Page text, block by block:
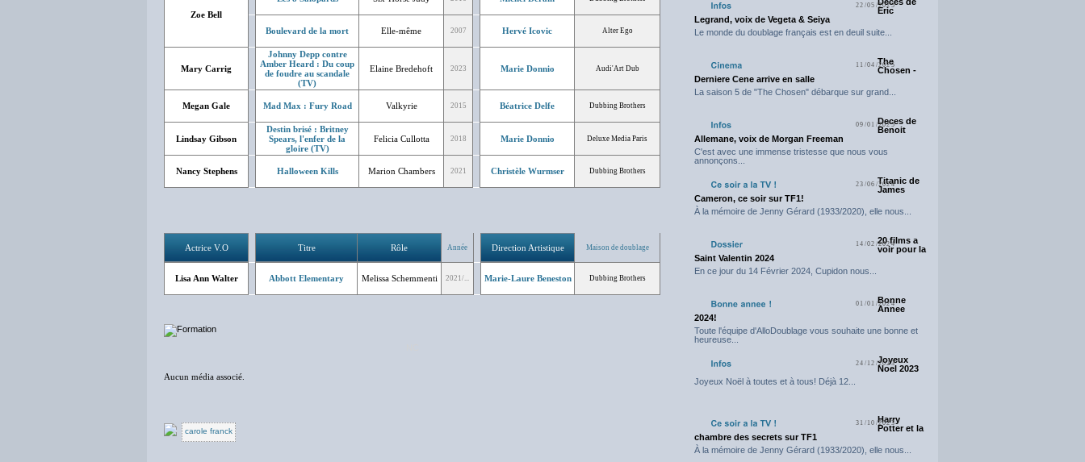
Zoe Bell
Boulevard de la mort Elle-même 2007 Hervé Icovic Alter Ego
Mary Carrig
Johnny Depp contre
Amber Heard : Du coup
de foudre au scandale
(TV)
Elaine Bredehoft 2023 Marie Donnio Audi'Art Dub
Megan Gale Mad Max : Fury Road Valkyrie 2015 Béatrice Delfe Dubbing Brothers
Lindsay Gibson
Destin brisé : Britney
Spears, l'enfer de la
gloire (TV)
Felicia Cullotta 2018 Marie Donnio Deluxe Media Paris
Nancy Stephens Halloween Kills Marion Chambers 2021 Christèle Wurmser Dubbing Brothers
Actrice V.O Titre Rôle Année Direction Artistique Maison de doublage
Lisa Ann Walter Abbott Elementary Melissa Schemmenti 2021/... Marie-Laure Beneston Dubbing Brothers
Aucun média associé.
carole franck
22/05/2025
Eric
Legrand, voix de Vegeta & Seiya
Le monde du doublage français est en deuil suite...
11/04/2025
The
Chosen -
Derniere Cene arrive en salle
La saison 5 de "The Chosen" débarque sur grand...
09/01/2025Deces de
Benoit
Allemane, voix de Morgan Freeman
C'est avec une immense tristesse que nous vous
annonçons...
23/06/2024Titanic de
James
Cameron, ce soir sur TF1!
À la mémoire de Jenny Gérard (1933/2020), elle nous...
14/02/202420 films a
voir pour la
Saint Valentin 2024
En ce jour du 14 Février 2024, Cupidon nous...
01/01/2024
Bonne
Annee
2024!
Toute l'équipe d'AlloDoublage vous souhaite une bonne et
heureuse...
24/12/2023
Joyeux
Noel 2023
Joyeux Noël à toutes et à tous! Déjà 12...
31/10/2023
Harry
Potter et la
chambre des secrets sur TF1
À la mémoire de Jenny Gérard (1933/2020), elle nous...